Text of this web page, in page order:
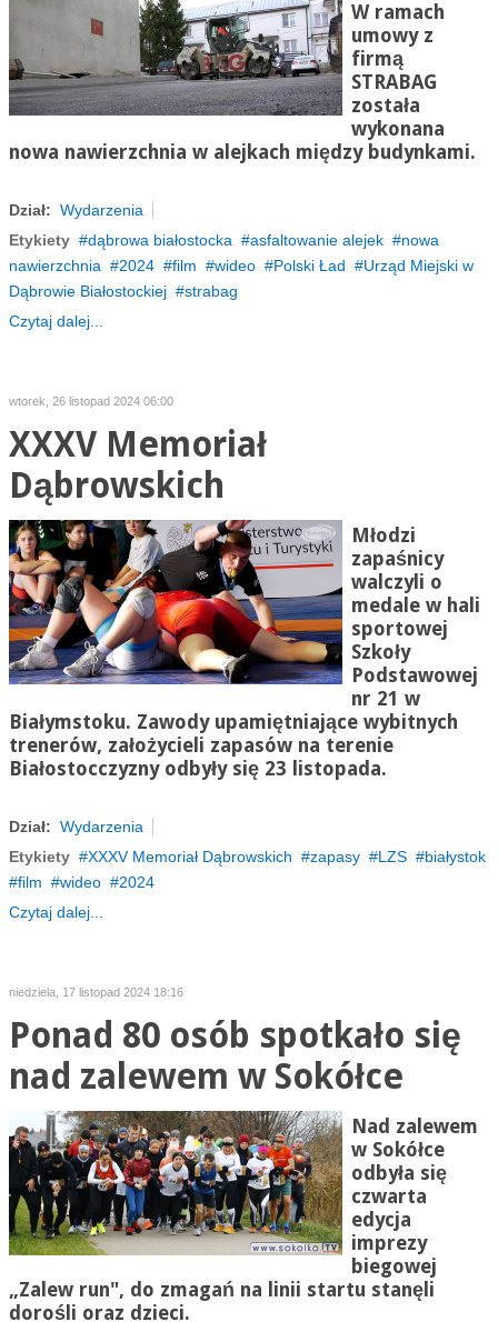
W ramach
umowy z
firmą
STRABAG
została
wykonana
nowa nawierzchnia w alejkach między budynkami.
Dział: Wydarzenia
Etykiety
dąbrowa białostocka asfaltowanie alejek
nowa
nawierzchnia
2024 film wideo Polski Ład
Urząd Miejski w
Dąbrowie Białostockiej
strabag
Czytaj dalej...
wtorek, 26 listopad 2024 06:00
XXXV Memoriał
Dąbrowskich
Młodzi
zapaśnicy
walczyli o
medale w hali
sportowej
Szkoły
Podstawowej
nr 21 w
Białymstoku. Zawody upamiętniające wybitnych
trenerów, założycieli zapasów na terenie
Białostocczyzny odbyły się 23 listopada.
Dział: Wydarzenia
Etykiety
XXXV Memoriał Dąbrowskich zapasy LZS
białystok
film
wideo
2024
Czytaj dalej...
niedziela, 17 listopad 2024 18:16
Ponad 80 osób spotkało się
nad zalewem w Sokółce
Nad zalewem
w Sokółce
odbyła się
czwarta
edycja
imprezy
biegowej
„Zalew run", do zmagań na linii startu stanęli
dorośli oraz dzieci.